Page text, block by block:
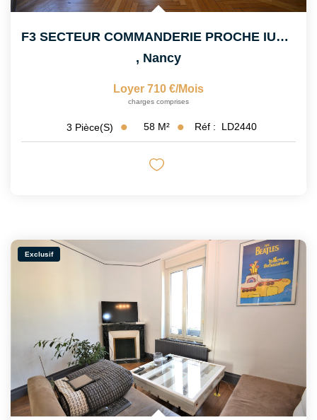
F3 SECTEUR COMMANDERIE PROCHE IUT CHARLEMAGNE
, Nancy
Loyer 710 €/mois
charges comprises
3 Pièce(s) 58 M² Réf : LD2440
Exclusif